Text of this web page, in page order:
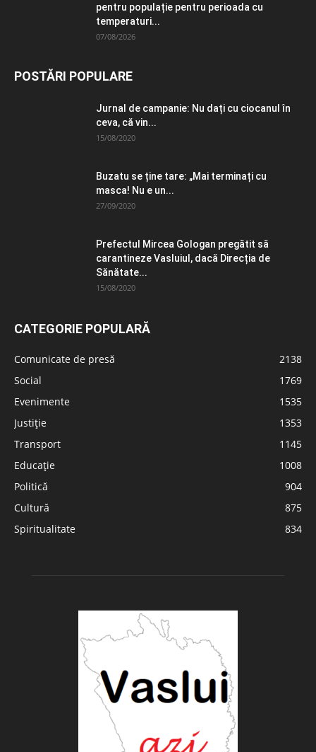
pentru populație pentru perioada cu
temperaturi...
07/08/2026
POSTĂRI POPULARE
Jurnal de campanie: Nu dați cu ciocanul în
ceva, că vin...
15/08/2020
Buzatu se ține tare: „Mai terminați cu
masca! Nu e un...
27/09/2020
Prefectul Mircea Gologan pregătit să
carantineze Vasluiul, dacă Direcția de
Sănătate...
15/08/2020
CATEGORIE POPULARĂ
Comunicate de presă
2138
Social
1769
Evenimente
1535
Justiție
1353
Transport
1145
Educație
1008
Politică
904
Cultură
875
Spiritualitate
834